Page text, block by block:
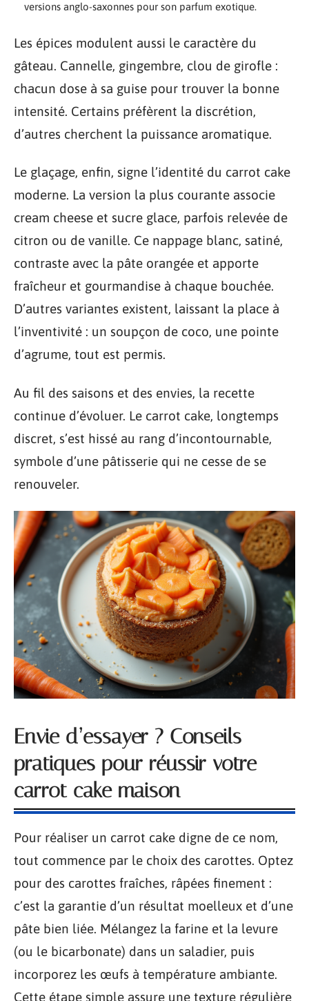
versions anglo-saxonnes pour son parfum exotique.
Les épices modulent aussi le caractère du
gâteau. Cannelle, gingembre, clou de girofle :
chacun dose à sa guise pour trouver la bonne
intensité. Certains préfèrent la discrétion,
d’autres cherchent la puissance aromatique.
Le glaçage, enfin, signe l’identité du carrot cake
moderne. La version la plus courante associe
cream cheese et sucre glace, parfois relevée de
citron ou de vanille. Ce nappage blanc, satiné,
contraste avec la pâte orangée et apporte
fraîcheur et gourmandise à chaque bouchée.
D’autres variantes existent, laissant la place à
l’inventivité : un soupçon de coco, une pointe
d’agrume, tout est permis.
Au fil des saisons et des envies, la recette
continue d’évoluer. Le carrot cake, longtemps
discret, s’est hissé au rang d’incontournable,
symbole d’une pâtisserie qui ne cesse de se
renouveler.
Envie d’essayer ? Conseils
pratiques pour réussir votre
carrot cake maison
Pour réaliser un carrot cake digne de ce nom,
tout commence par le choix des carottes. Optez
pour des carottes fraîches, râpées finement :
c’est la garantie d’un résultat moelleux et d’une
pâte bien liée. Mélangez la farine et la levure
(ou le bicarbonate) dans un saladier, puis
incorporez les œufs à température ambiante.
Cette étape simple assure une texture régulière